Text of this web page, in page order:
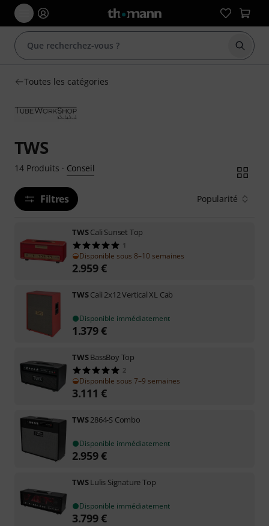
Toutes les catégories
TWS
14 Produits · Conseil
Filtres Popularité
TWSCali Sunset Top
1
Disponible sous 8–10 semaines
2.959€
TWSCali 2x12 Vertical XL Cab
Disponible immédiatement
1.379€
TWSBassBoy Top
2
Disponible sous 7–9 semaines
3.111 €
TWS2864-S Combo
Disponible immédiatement
2.959€
TWSLulis Signature Top
Disponible immédiatement
3.799€